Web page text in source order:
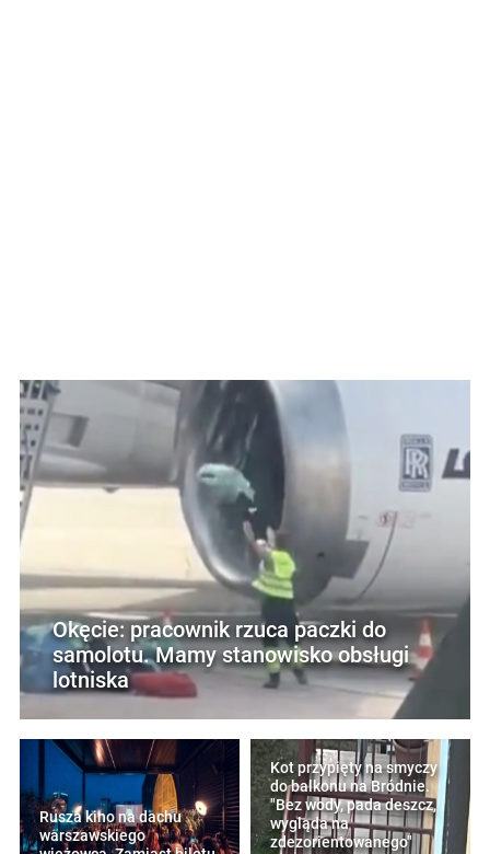
Okęcie: pracownik rzuca paczki do
samolotu. Mamy stanowisko obsługi
lotniska
Rusza kino na dachu
warszawskiego
Kot przypięty na smyczy
do balkonu na Bródnie.
"Bez wody, pada deszcz,
wygląda na
zdezorientowanego"